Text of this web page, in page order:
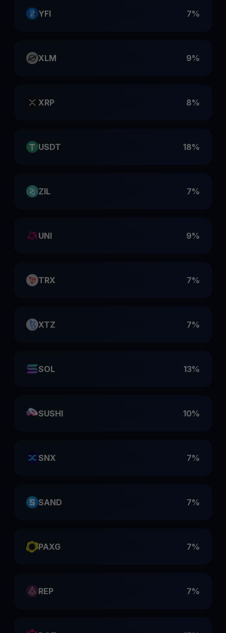
YFI 7%
XLM 9%
XRP 8%
USDT 18%
ZIL 7%
UNI 9%
TRX 7%
XTZ 7%
SOL 13%
SUSHI 10%
SNX 7%
SAND 7%
PAXG 7%
REP 7%